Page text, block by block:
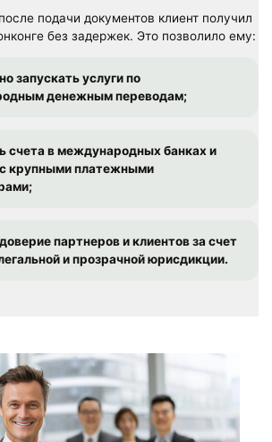
подачи документов клиент получил
без задержек. Это позволило ему:
запускать услуги по
денежным переводам;
счета в международных банках и
крупными платежными
партнеров и клиентов за счет
и прозрачной юрисдикции.